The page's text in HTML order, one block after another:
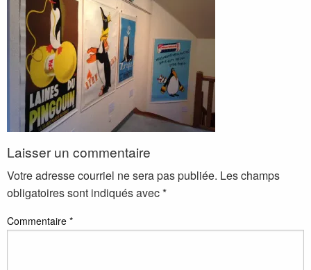
Laisser un commentaire
Votre adresse courriel ne sera pas publiée. Les champs
obligatoires sont indiqués avec*
Commentaire *